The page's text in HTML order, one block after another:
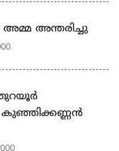
അമ്മ അന്തരിച്ചു
കുഞ്ഞിക്കണ്ണൻ